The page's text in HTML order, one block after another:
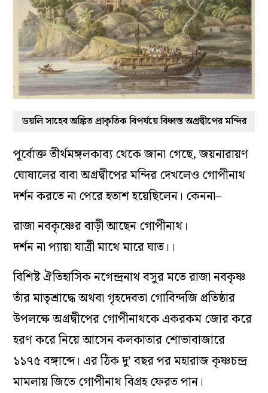
ডয়লি সাহেব অঙ্কিত প্রাকৃতিক বিপর্যয়ে বিধ্বস্ত অগ্রদ্বীপের মন্দির
পূর্বোক্ত তীর্থমঙ্গলকাব্য থেকে জানা গেছে, জয়নারায়ণ
ঘোষালের বাবা অগ্রদ্বীপের মন্দির দেখলেও গোপীনাথ
দর্শন করতে না পেরে হতাশ হয়েছিলেন। কেননা–
রাজা নবকৃষ্ণের বাড়ী আছেন গোপীনাথ।
দর্শন না প্যায়া যাত্রী মাথে মারে ঘাত।।
বিশিষ্ট ঐতিহাসিক নগেন্দ্রনাথ বসুর মতে রাজা নবকৃষ্ণ
তাঁর মাতৃশ্রাদ্ধে অথবা গৃহদেবতা গোবিন্দজি প্রতিষ্ঠার
উপলক্ষে অগ্রদ্বীপের গোপীনাথকে একরকম জোর করে
হরণ করে নিয়ে আসেন কলকাতার শোভাবাজারে
১১৭৫ বঙ্গাব্দে। এর ঠিক দু’ বছর পর মহারাজ কৃষ্ণচন্দ্র
মামলায় জিতে গোপীনাথ বিগ্রহ ফেরত পান।